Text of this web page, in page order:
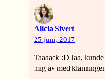
Alicia Sivert
25 juni, 2017
Taaaack :D Jaa,
mig av med